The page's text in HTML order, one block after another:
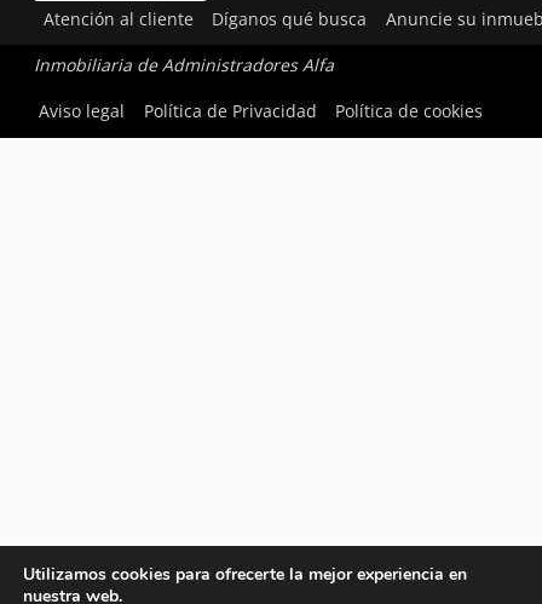
Atención al cliente Díganos qué busca Anuncie su
Inmobiliaria de Administradores Alfa
Aviso legal
Política de Privacidad Política de cookies
Utilizamos cookies para ofrecerte la mejor experiencia en
nuestra web.